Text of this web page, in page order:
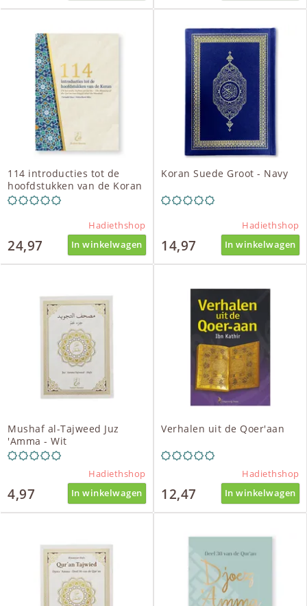
114 introducties tot de
hoofdstukken van de Koran
Hadiethshop
24,97 In winkelwagen
Koran Suede Groot - Navy
Hadiethshop
14,97 In winkelwagen
Mushaf al-Tajweed Juz
'Amma - Wit
Hadiethshop
4,97 In winkelwagen
Verhalen uit de Qoer'aan
Hadiethshop
12,47 In winkelwagen